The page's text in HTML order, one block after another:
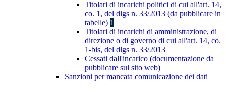
Titolari di incarichi politici di cui all'art. 14,
co. 1, del dlgs n. 33/2013 (da pubblicare in
tabelle) 1
Titolari di incarichi di amministrazione, di
direzione o di governo di cui all'art. 14, co.
1-bis, del dlgs n. 33/2013
Cessati dall'incarico (documentazione da
pubblicare sul sito web)
Sanzioni per mancata comunicazione dei dati